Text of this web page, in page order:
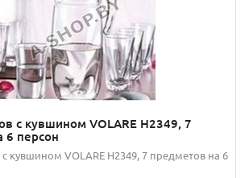
с кувшином VOLARE H2349, 7
6 персон
кувшином VOLARE H2349, 7 предметов на 6